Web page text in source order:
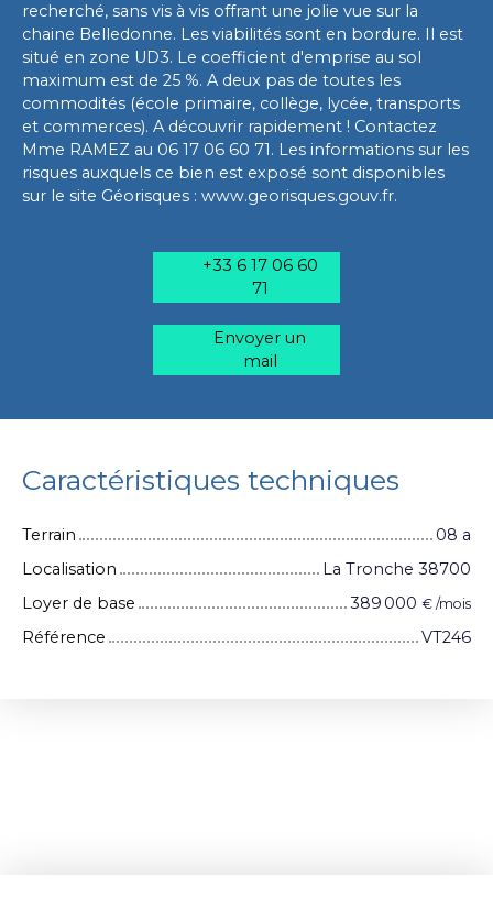
recherché, sans vis à vis offrant une jolie vue sur la
chaine Belledonne. Les viabilités sont en bordure. Il est
situé en zone UD3. Le coefficient d'emprise au sol
maximum est de 25 %. A deux pas de toutes les
commodités (école primaire, collège, lycée, transports
et commerces). A découvrir rapidement ! Contactez
Mme RAMEZ au 06 17 06 60 71. Les informations sur les
risques auxquels ce bien est exposé sont disponibles
sur le site Géorisques : www.georisques.gouv.fr.
+33 6 17 06 60
71
Envoyer un
mail
Caractéristiques techniques
Terrain
08 a
Localisation
La Tronche 38700
Loyer de base
389 000 € /mois
Référence VT246